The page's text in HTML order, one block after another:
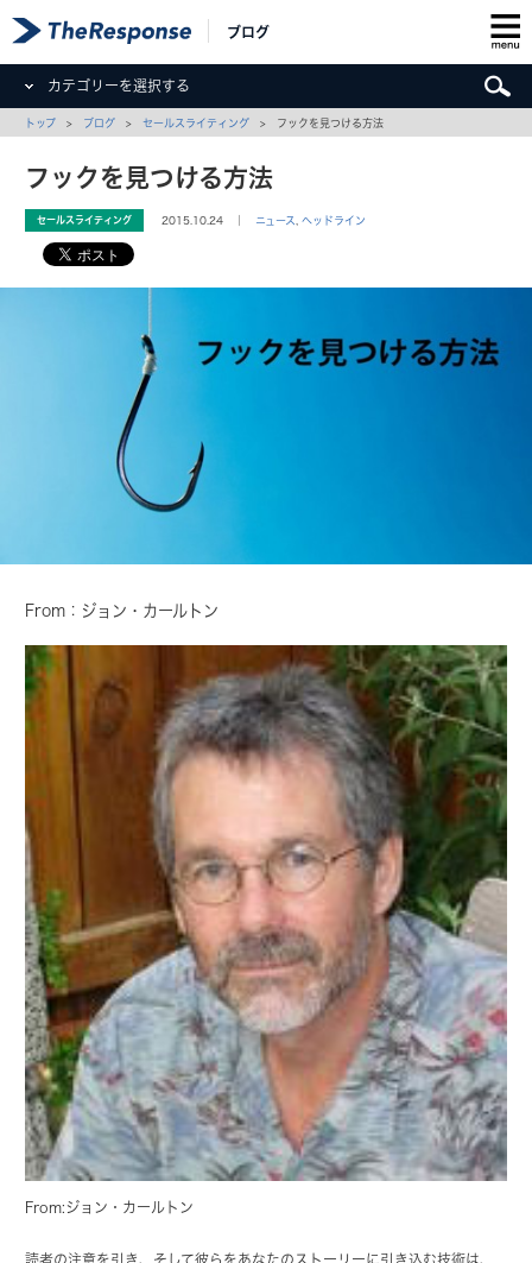
ブログ
カテゴリーを選択する
トップ > ブログ >セールスライティング > フックを見つける方法
フックを見つける方法
セールスライティング 2015.10.24 ｜ ニュース ,ヘッドライン
From：ジョン・カールトン
From:ジョン・カールトン
読者の注意を引き、そして彼らをあなたのストーリーに引き込む技術は、